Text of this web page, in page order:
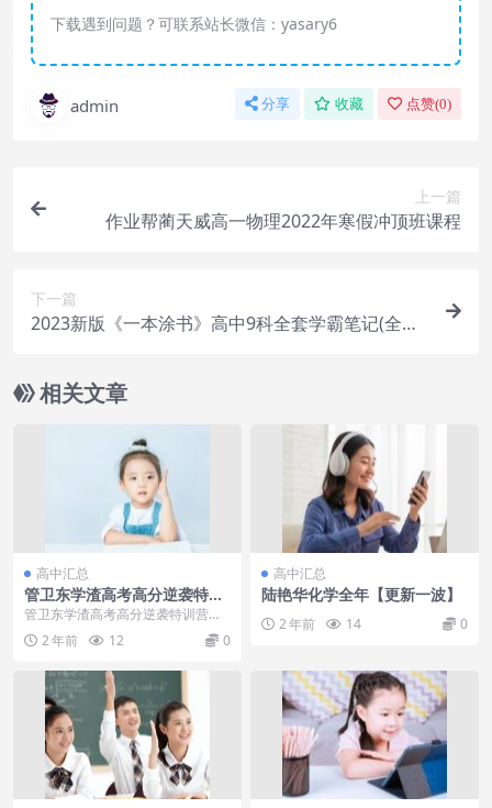
下载遇到问题？可联系站长微信：yasary6
admin 分享 收藏 点赞(0)
上一篇
作业帮蔺天威高一物理2022年寒假冲顶班课程
下一篇
2023新版《一本涂书》高中9科全套学霸笔记(全国
相关文章
高中汇总
管卫东学渣高考高分逆袭特训
营之[文综逆袭]篇(6讲)AVI
管卫东学渣高考高分逆袭特训营之
[文综逆袭]篇(6讲)AVI[百度云网盘]
希望帮...
2 年前 12 0
高中汇总
陆艳华化学全年【更新一波】
2 年前 14 0